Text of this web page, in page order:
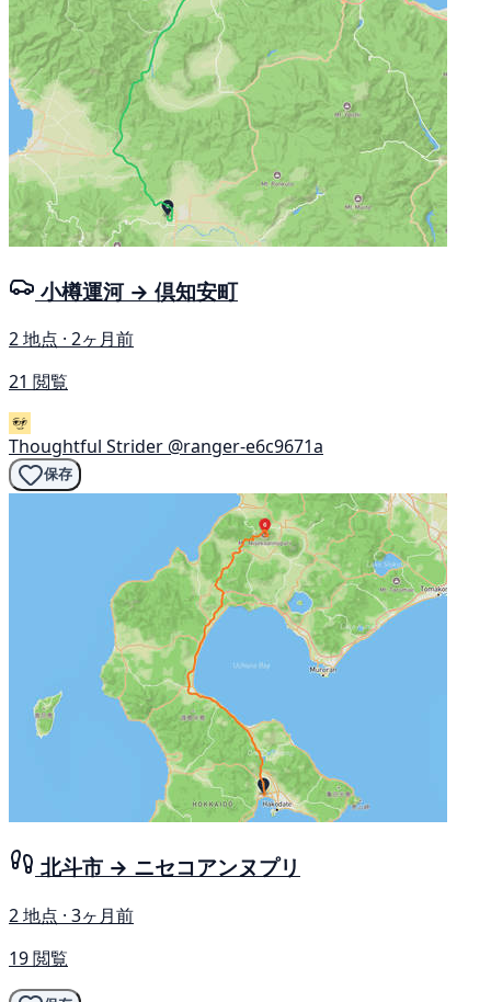
小樽運河 → 倶知安町
2 地点 · 2ヶ月前
21 閲覧
Thoughtful Strider @ranger-e6c9671a
保存
北斗市 → ニセコアンヌプリ
2 地点 · 3ヶ月前
19 閲覧